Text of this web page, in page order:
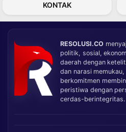
KONTAK
RESOLUSI.CO
politik, sosial,
daerah dengan
dan narasi
berkomitmen
peristiwa dengan
cerdas-berintegritas.